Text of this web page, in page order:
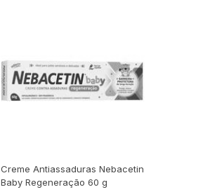
Creme Antiassaduras Nebacetin
Baby Regeneração 60 g